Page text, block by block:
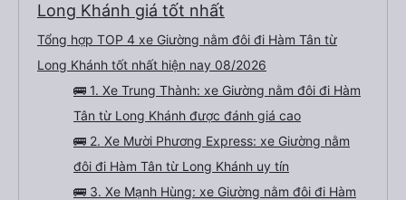
Long Khánh giá tốt nhất
Tổng hợp TOP 4 xe Giường nằm đôi đi Hàm Tân từ
Long Khánh tốt nhất hiện nay 08/2026
🚌 1. Xe Trung Thành: xe Giường nằm đôi đi Hàm
Tân từ Long Khánh được đánh giá cao
🚌 2. Xe Mười Phương Express: xe Giường nằm
đôi đi Hàm Tân từ Long Khánh uy tín
🚌 3. Xe Mạnh Hùng: xe Giường nằm đôi đi Hàm